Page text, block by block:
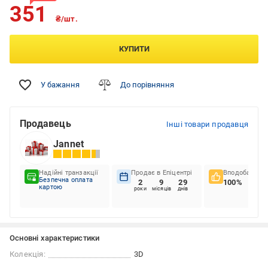
351 ₴/шт.
КУПИТИ
У бажання До порівняння
Продавець Інші товари продавця
Jannet
Надійні транзакції
Безпечна оплата
картою
Продає в Епіцентрі
2
роки
9
місяців
29
днів
Вподобання
100%
Основні характеристики
Колекція:
3D